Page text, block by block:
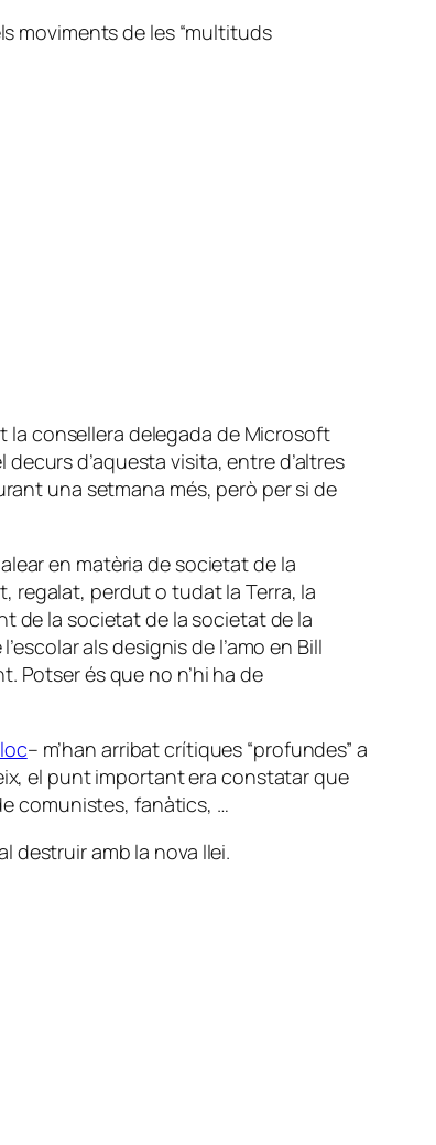
moviments de les “multituds
la consellera delegada de Microsoft
d’aquesta visita, entre d’altres
una setmana més, però per si de
en matèria de societat de la
regalat, perdut o tudat la Terra, la
de la societat de la societat de la
als designis de l’amo en Bill
Potser és que no n’hi ha de
– m’han arribat crítiques “profundes” a
el punt important era constatar que
comunistes, fanàtics, …
destruir amb la nova llei.